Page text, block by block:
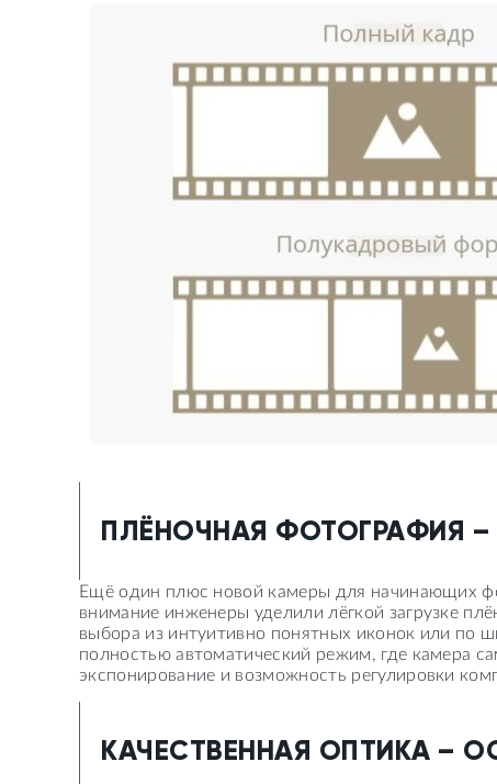
ПЛЁНОЧНАЯ ФОТОГРАФИЯ
Ещё один плюс новой камеры для начинающих
внимание инженеры уделили лёгкой загрузке
выбора из интуитивно понятных иконок или по
полностью автоматический режим, где камера
экспонирование и возможность регулировки
КАЧЕСТВЕННАЯ ОПТИКА –